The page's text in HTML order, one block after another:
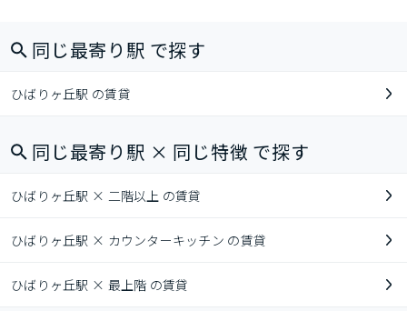
同じ最寄り駅 で探す
ひばりヶ丘駅 の賃貸
同じ最寄り駅 × 同じ特徴 で探す
ひばりヶ丘駅 × 二階以上 の賃貸
ひばりヶ丘駅 × カウンターキッチン の賃貸
ひばりヶ丘駅 × 最上階 の賃貸